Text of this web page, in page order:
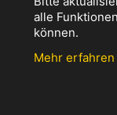
alle
können.
Mehr erfahren